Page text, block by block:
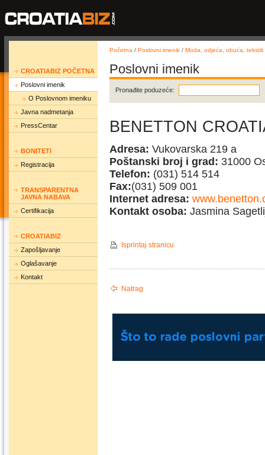
CROATIABIZ POČETNA
Poslovni imenik
O Poslovnom imeniku
Javna nadmetanja
PressCentar
BONITETI
Registracija
TRANSPARENTNA
JAVNA NABAVA
Certifikacija
CROATIABIZ
Zapošljavanje
Oglašavanje
Kontakt
Početna / Poslovni imenik / Moda, odjeća, obuća, tekstili
Poslovni imenik
Pronađite poduzeće:
BENETTON
Adresa: Vukovarska 219 a
Poštanski broj i grad: 31000
Telefon: (031) 514 514
Fax:(031) 509 001
Internet adresa:
Kontakt osoba: Jasmina
Isprintaj stranicu
Natrag